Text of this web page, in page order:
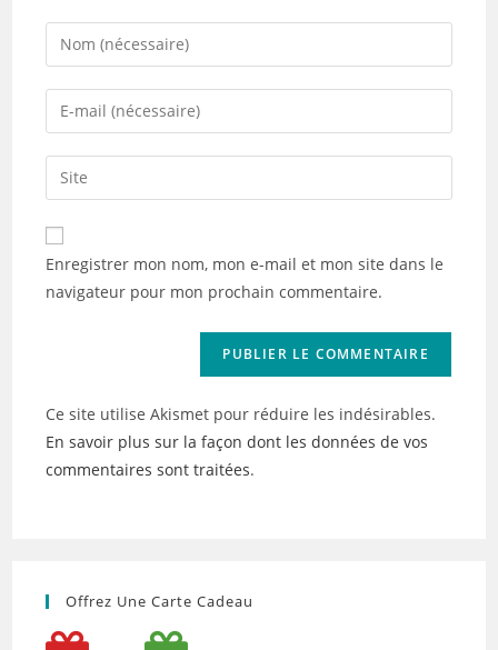
Enter
your
name
comment
Enter
your
email
address
comment
Saisir
l’URL
de
votre
(facultatif)
Enregistrer mon nom, mon e-mail et mon site dans le
navigateur pour mon prochain commentaire.
Ce site utilise Akismet pour réduire les indésirables.
En savoir plus sur la façon dont les données de vos
commentaires sont traitées.
Offrez Une Carte Cadeau